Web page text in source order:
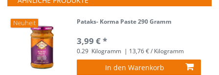
Neuheit Pataks- Korma Paste 290 Gramm
3,99 € *
0.29 Kilogramm | 13,76 € / Kilogramm
In den Warenkorb